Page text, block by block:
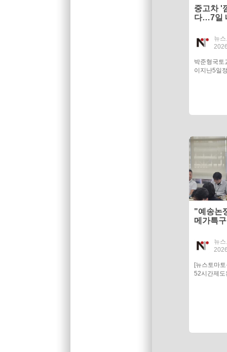
중고차 '
다…7일
뉴
박준형국토
이지난5일
"예송논
메가특
뉴
[뉴스토마
52시간제도